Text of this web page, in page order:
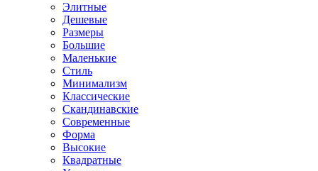
Элитные
Дешевые
Размеры
Большие
Маленькие
Стиль
Минимализм
Классические
Скандинавские
Современные
Форма
Высокие
Квадратные